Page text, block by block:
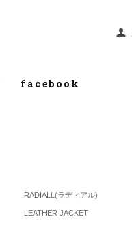
facebook
RADIALL(ラディアル)
LEATHER JACKET